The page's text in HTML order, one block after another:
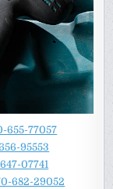
655-77057
95553
07741
682-29052